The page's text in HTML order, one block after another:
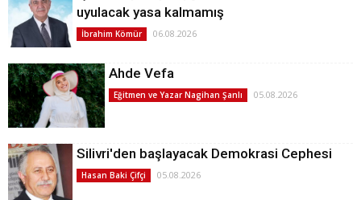
uyulacak yasa kalmamış
İbrahim Kömür 06.08.2026
Ahde Vefa
Eğitmen ve Yazar Nagihan Şanlı 05.08.2026
Silivri'den başlayacak Demokrasi Cephesi
Hasan Baki Çifçi 05.08.2026